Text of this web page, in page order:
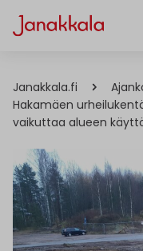
Janakkala.fi
Hakamäen
vaikuttaa alueen